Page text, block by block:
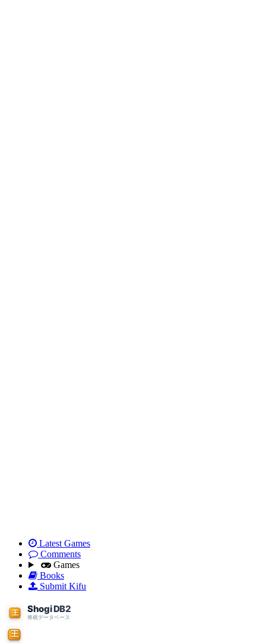
Latest Games
Comments
Games
Books
Submit Kifu